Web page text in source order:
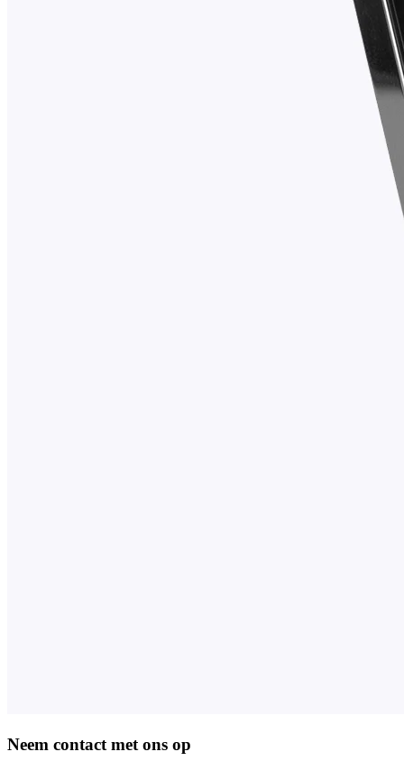
Neem contact met ons op